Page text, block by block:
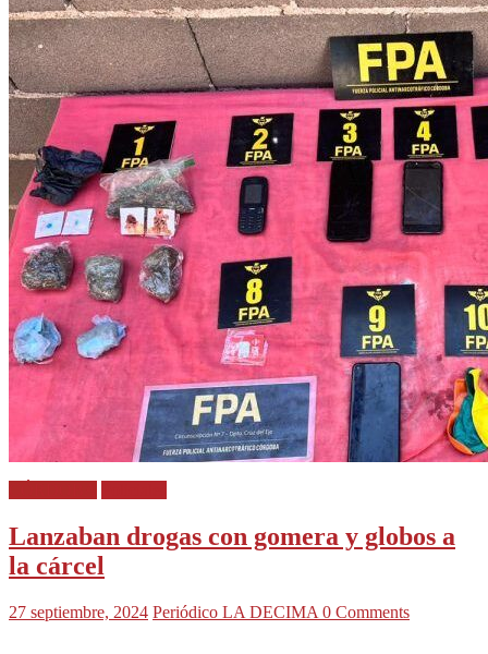
Lanzaban drogas con gomera y globos a
la cárcel
27 septiembre, 2024 Periódico LA DECIMA 0 Comments